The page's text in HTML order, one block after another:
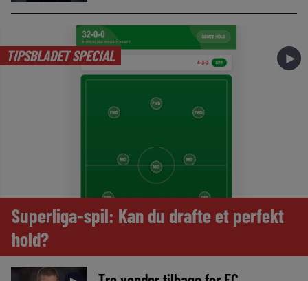
TIPSBLADET SPECIAL ►
Superliga-spil: Kan du drafte et perfekt
hold?